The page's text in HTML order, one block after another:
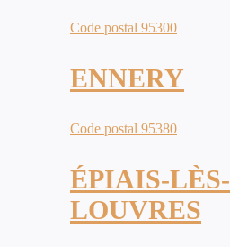
Code postal 95300
ENNERY
Code postal 95380
ÉPIAIS-LÈS-
LOUVRES